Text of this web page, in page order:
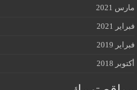
مارس 2021
فبراير 2021
فبراير 2019
أكتوبر 2018